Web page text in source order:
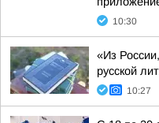
10:30
«Из
русской
10:27